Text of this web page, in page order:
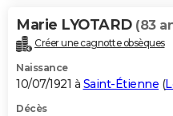
Marie LYOTARD (83
Créer une cagnotte obsèques
Naissance
10/07/1921 à Saint-Étienne (
Décès